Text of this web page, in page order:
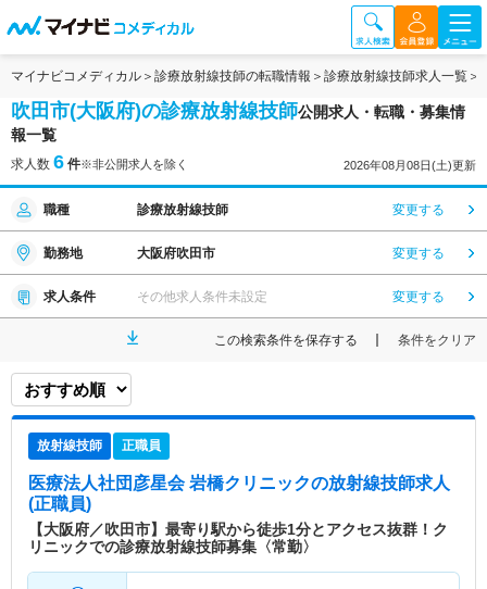
マイナビコメディカル 診療放射線技師の転職情報 診療放射線技師求人一覧
吹田市(大阪府)の診療放射線技師公開求人・転職・募集情
報一覧
求人数 6 件※非公開求人を除く 2026年08月08日(土)更新
職種 診療放射線技師 変更する
勤務地 大阪府吹田市 変更する
求人条件 その他求人条件未設定 変更する
この検索条件を保存する 条件をクリア
放射線技師 正職員
医療法人社団彦星会 岩橋クリニックの放射線技師求人
(正職員)
【大阪府／吹田市】最寄り駅から徒歩1分とアクセス抜群！ク
リニックでの診療放射線技師募集〈常勤〉